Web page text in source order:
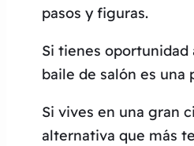
pasos y figuras.
Si tienes oportunidad
baile de salón es
Si vives en una gran
alternativa que más